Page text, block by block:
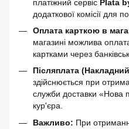
платіжний сервіс Plata
додаткової комісії для
Оплата карткою в
магазині можлива
картками через
Післяплата
здійснюється при
служби доставки «Нова
кур'єра.
Важливо: При